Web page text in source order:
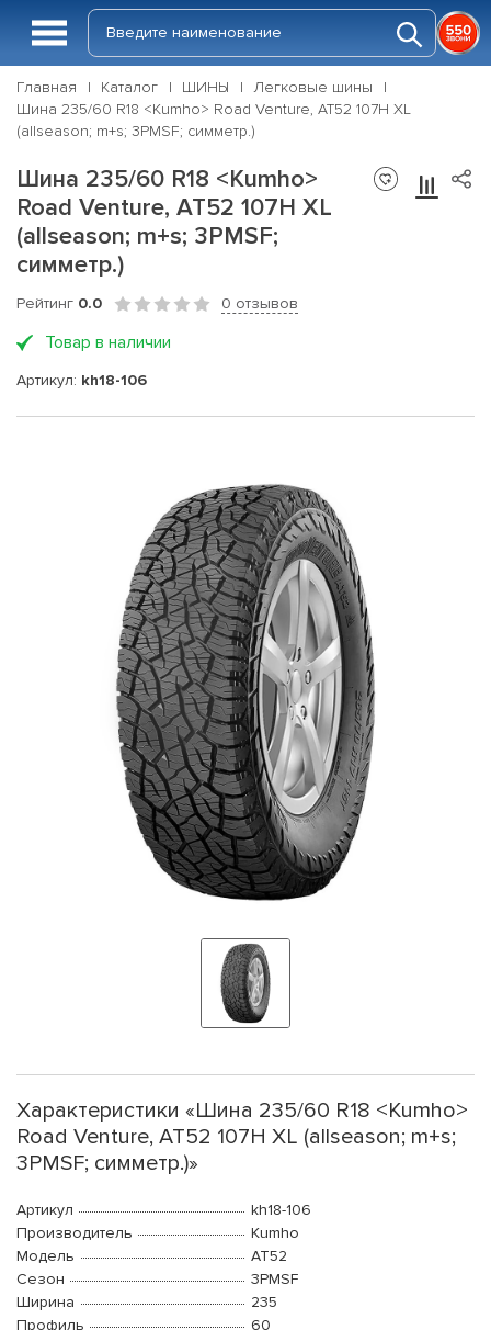
Главная Каталог ШИНЫ
Легковые шины
Шина 235/60 R18 <Kumho> Road Venture, AT52 107H XL
(allseason; m+s; 3PMSF; симметр.)
Шина 235/60 R18 <Kumho>
Road Venture, AT52 107H XL
(allseason; m+s; 3PMSF;
симметр.)
Рейтинг 0.0 0 отзывов
Товар в наличии
Артикул: kh18-106
Характеристики «Шина 235/60 R18 <Kumho>
Road Venture, AT52 107H XL (allseason; m+s;
3PMSF; симметр.)»
Артикул
kh18-106
Производитель
Kumho
Модель
AT52
Сезон
3PMSF
Ширина
235
Профиль
60